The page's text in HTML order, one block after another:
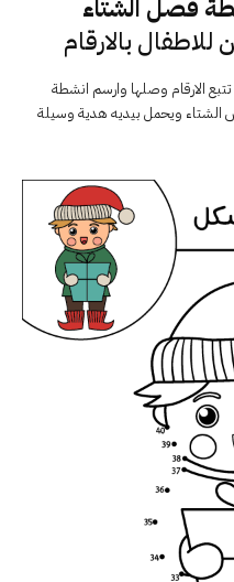
فصل الشتاء
بالارقام
الارقام وصلها وارسم انشطة
الشتاء ويحمل بيديه هدية وسيلة